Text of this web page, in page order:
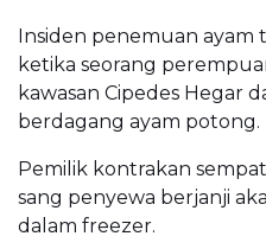
Insiden penemuan
ketika seorang
kawasan Cipedes Hegar
berdagang ayam potong.
Pemilik kontrakan
sang penyewa berjanji
dalam freezer.